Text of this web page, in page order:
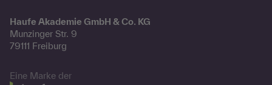
Haufe Akademie GmbH & Co. KG
Munzinger Str. 9
79111 Freiburg
Eine Marke der